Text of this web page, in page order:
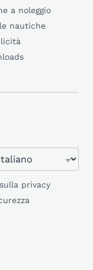
a noleggio
nautiche
privacy